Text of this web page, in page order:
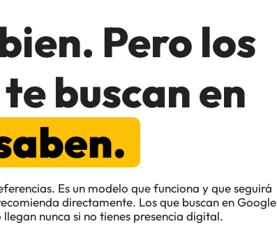
Pero los
buscan en
Es un modelo que funciona y que seguirá
directamente. Los que buscan en Google
nunca si no tienes presencia digital.